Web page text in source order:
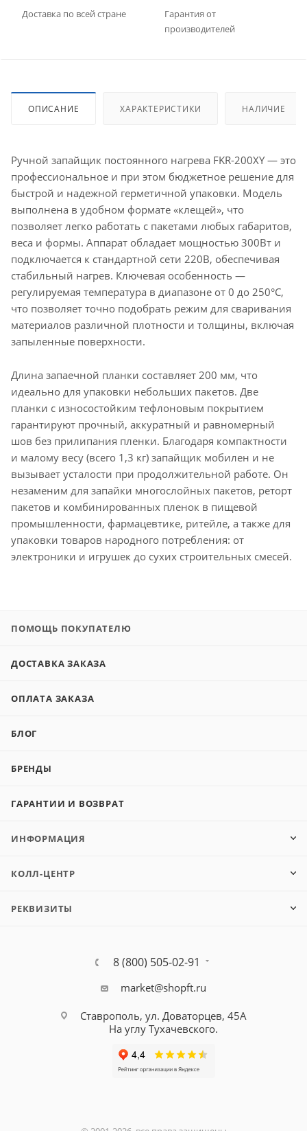
Доставка по всей стране
Гарантия от
производителей
ОПИСАНИЕ ХАРАКТЕРИСТИКИ НАЛИЧИЕ
Ручной запайщик постоянного нагрева FKR-200XY — это
профессиональное и при этом бюджетное решение для
быстрой и надежной герметичной упаковки. Модель
выполнена в удобном формате «клещей», что
позволяет легко работать с пакетами любых габаритов,
веса и формы. Аппарат обладает мощностью 300Вт и
подключается к стандартной сети 220В, обеспечивая
стабильный нагрев. Ключевая особенность —
регулируемая температура в диапазоне от 0 до 250°C,
что позволяет точно подобрать режим для сваривания
материалов различной плотности и толщины, включая
запыленные поверхности.
Длина запаечной планки составляет 200 мм, что
идеально для упаковки небольших пакетов. Две
планки с износостойким тефлоновым покрытием
гарантируют прочный, аккуратный и равномерный
шов без прилипания пленки. Благодаря компактности
и малому весу (всего 1,3 кг) запайщик мобилен и не
вызывает усталости при продолжительной работе. Он
незаменим для запайки многослойных пакетов, реторт
пакетов и комбинированных пленок в пищевой
промышленности, фармацевтике, ритейле, а также для
упаковки товаров народного потребления: от
электроники и игрушек до сухих строительных смесей.
ПОМОЩЬ ПОКУПАТЕЛЮ
ДОСТАВКА ЗАКАЗА
ОПЛАТА ЗАКАЗА
БЛОГ
БРЕНДЫ
ГАРАНТИИ И ВОЗВРАТ
ИНФОРМАЦИЯ
КОЛЛ-ЦЕНТР
РЕКВИЗИТЫ
8 (800) 505-02-91
market@shopft.ru
Ставрополь, ул. Доваторцев, 45А
На углу Тухачевского.